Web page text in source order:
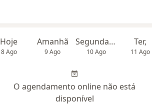
Hoje
8 Ago
Amanhã
9 Ago
Segunda-feira
10 Ago
Ter,
11 Ago
O agendamento online não está
disponível